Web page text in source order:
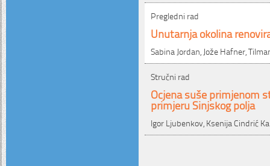
Pregledni rad
Unutarnja okolina
Sabina Jordan, Jože Hafner,
Stručni rad
Ocjena suše primjenom
primjeru Sinjskog polja
Igor Ljubenkov, Ksenija Cindrić